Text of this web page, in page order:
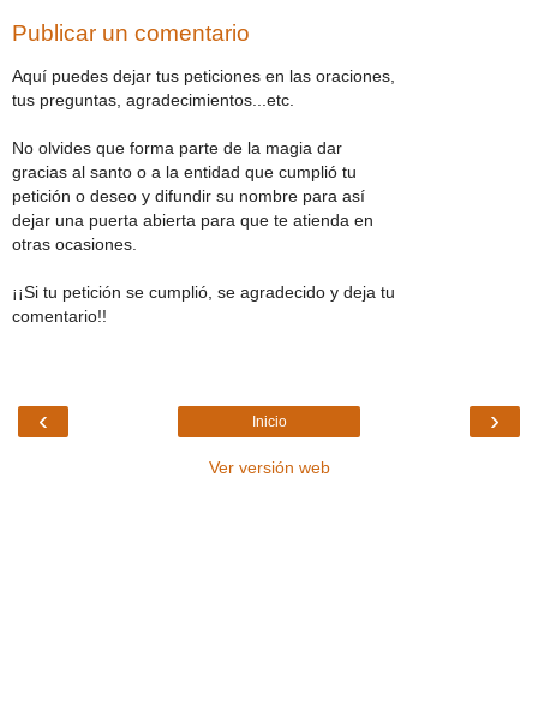
Publicar un comentario
Aquí puedes dejar tus peticiones en las oraciones,
tus preguntas, agradecimientos...etc.
No olvides que forma parte de la magia dar
gracias al santo o a la entidad que cumplió tu
petición o deseo y difundir su nombre para así
dejar una puerta abierta para que te atienda en
otras ocasiones.
¡¡Si tu petición se cumplió, se agradecido y deja tu
comentario!!
‹ ›
Inicio
Ver versión web